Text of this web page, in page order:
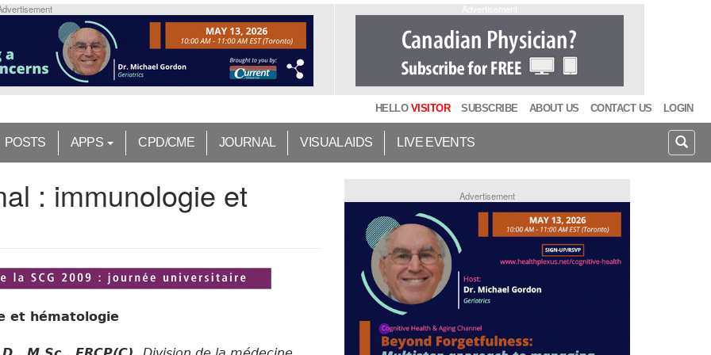
HELLO VISITOR SUBSCRIBE ABOUT US CONTACT US LOGIN
POSTS APPS CPD/CME JOURNAL VISUAL AIDS LIVE EVENTS
: immunologie et
et hématologie
Advertisement